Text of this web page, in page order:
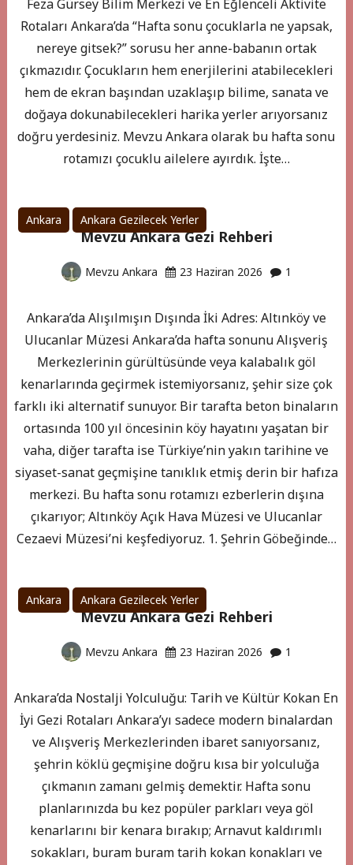
Feza Gürsey Bilim Merkezi ve En Eğlenceli Aktivite
Rotaları Ankara’da “Hafta sonu çocuklarla ne yapsak,
nereye gitsek?” sorusu her anne-babanın ortak
çıkmazıdır. Çocukların hem enerjilerini atabilecekleri
hem de ekran başından uzaklaşıp bilime, sanata ve
doğaya dokunabilecekleri harika yerler arıyorsanız
doğru yerdesiniz. Mevzu Ankara olarak bu hafta sonu
rotamızı çocuklu ailelere ayırdık. İşte…
Ankara Ankara Gezilecek Yerler
Mevzu Ankara Gezi Rehberi
Mevzu Ankara 23 Haziran 2026 1
Ankara’da Alışılmışın Dışında İki Adres: Altınköy ve
Ulucanlar Müzesi Ankara’da hafta sonunu Alışveriş
Merkezlerinin gürültüsünde veya kalabalık göl
kenarlarında geçirmek istemiyorsanız, şehir size çok
farklı iki alternatif sunuyor. Bir tarafta beton binaların
ortasında 100 yıl öncesinin köy hayatını yaşatan bir
vaha, diğer tarafta ise Türkiye’nin yakın tarihine ve
siyaset-sanat geçmişine tanıklık etmiş derin bir hafıza
merkezi. Bu hafta sonu rotamızı ezberlerin dışına
çıkarıyor; Altınköy Açık Hava Müzesi ve Ulucanlar
Cezaevi Müzesi’ni keşfediyoruz. 1. Şehrin Göbeğinde…
Ankara Ankara Gezilecek Yerler
Mevzu Ankara Gezi Rehberi
Mevzu Ankara 23 Haziran 2026 1
Ankara’da Nostalji Yolculuğu: Tarih ve Kültür Kokan En
İyi Gezi Rotaları Ankara’yı sadece modern binalardan
ve Alışveriş Merkezlerinden ibaret sanıyorsanız,
şehrin köklü geçmişine doğru kısa bir yolculuğa
çıkmanın zamanı gelmiş demektir. Hafta sonu
planlarınızda bu kez popüler parkları veya göl
kenarlarını bir kenara bırakıp; Arnavut kaldırımlı
sokakları, buram buram tarih kokan konakları ve